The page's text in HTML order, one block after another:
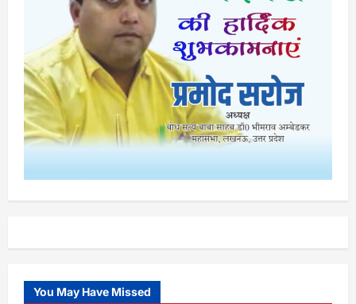
You May Have Missed